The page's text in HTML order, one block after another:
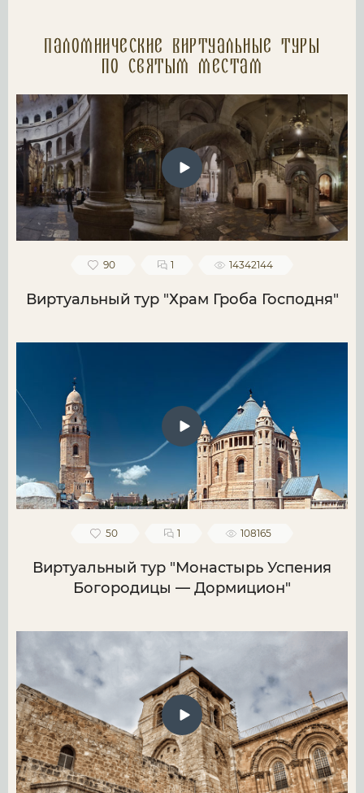
Паломнические Виртуальные туры
по святым местам
90 1 14342144
Виртуальный тур "Храм Гроба Господня"
50 1 108165
Виртуальный тур "Монастырь Успения
Богородицы — Дормицион"